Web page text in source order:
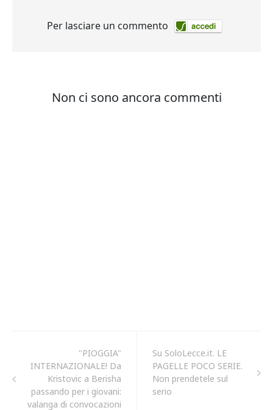
"PIOGGIA"
INTERNAZIONALE! Da
Kristovic a Berisha
passando per i giovani:
valanga di convocazioni
Su SoloLecce.it. LE
PAGELLE POCO SERIE.
Non prendetele sul
serio